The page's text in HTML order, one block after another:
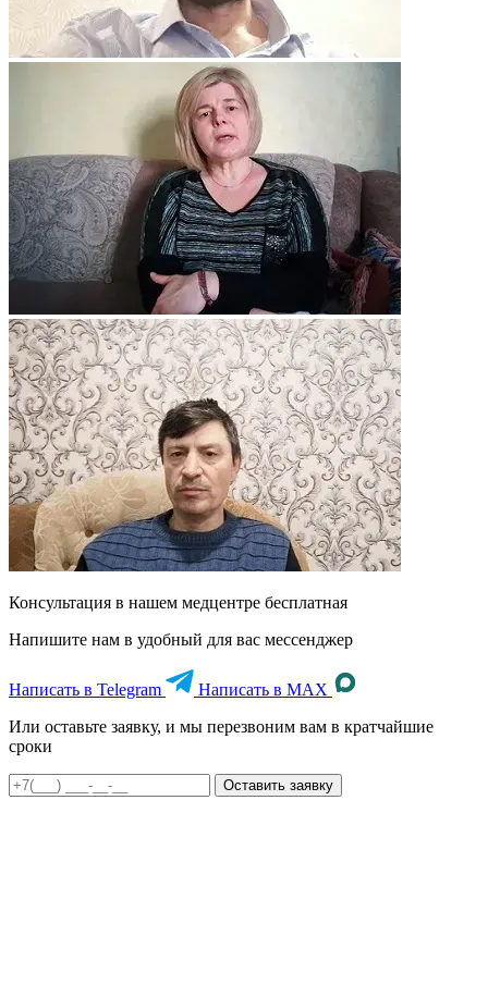
Консультация в нашем медцентре бесплатная
Напишите нам в удобный для вас мессенджер
Написать в Telegram
Написать в MAX
Или оставьте заявку, и мы перезвоним вам в кратчайшие
сроки
Оставить заявку